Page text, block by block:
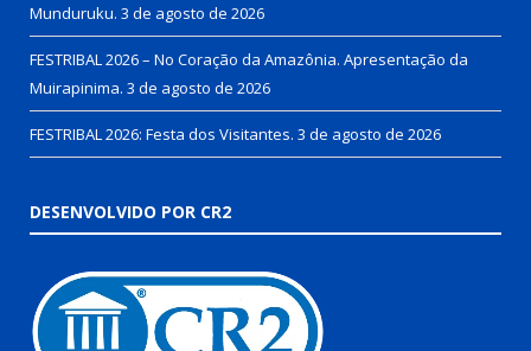
Munduruku. 3 de agosto de 2026
FESTRIBAL 2026 – No Coração da Amazônia. Apresentação da
Muirapinima. 3 de agosto de 2026
FESTRIBAL 2026: Festa dos Visitantes. 3 de agosto de 2026
DESENVOLVIDO POR CR2